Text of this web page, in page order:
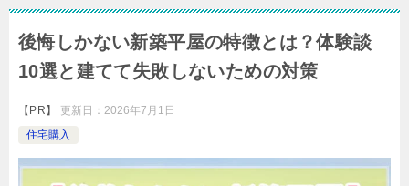
後悔しかない新築平屋の特徴とは？体験談
10選と建てて失敗しないための対策
【PR】 更新日： 2026年7月1日
住宅購入